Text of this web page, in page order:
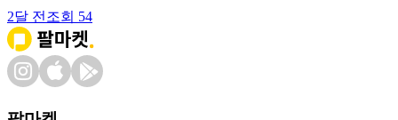
2달 전 조회 54